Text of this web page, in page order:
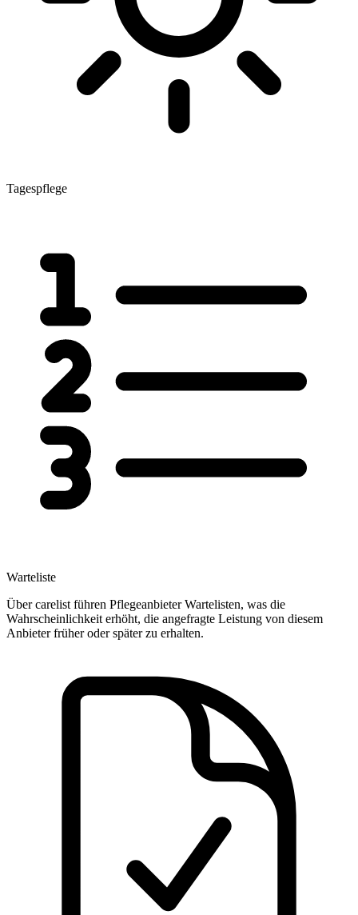
Tagespflege
Warteliste
Über carelist führen Pflegeanbieter Wartelisten, was die
Wahrscheinlichkeit erhöht, die angefragte Leistung von diesem
Anbieter früher oder später zu erhalten.